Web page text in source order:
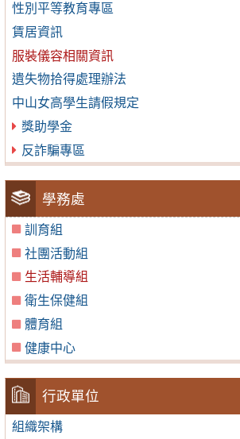
性別平等教育專區
賃居資訊
服裝儀容相關資訊
遺失物拾得處理辦法
中山女高學生請假規定
獎助學金
反詐騙專區
學務處
訓育組
社團活動組
生活輔導組
衛生保健組
體育組
健康中心
行政單位
組織架構